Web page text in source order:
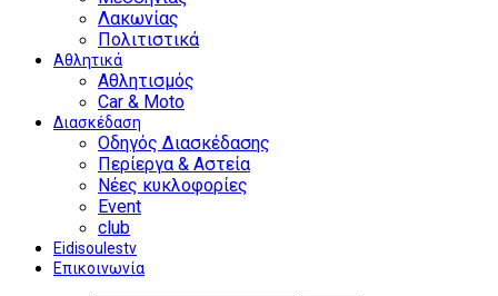
Λακωνίας
Πολιτιστικά
Αθλητικά
Αθλητισμός
Car & Moto
Διασκέδαση
Οδηγός Διασκέδασης
Περίεργα & Αστεία
Νέες κυκλοφορίες
Event
club
Eidisoulestv
Επικοινωνία